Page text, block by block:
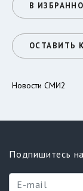
В
ОСТАВИТЬ
Новости СМИ2
Подпишитесь